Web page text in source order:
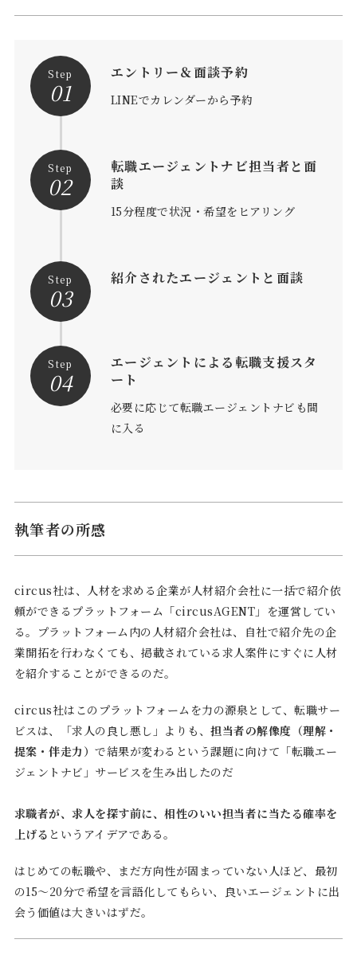
Step
01
エントリー＆面談予約
LINEでカレンダーから予約
Step
02
転職エージェントナビ担当者と面
談
15分程度で状況・希望をヒアリング
Step
03
紹介されたエージェントと面談
Step
04
エージェントによる転職支援スタ
ート
必要に応じて転職エージェントナビも間
に入る
執筆者の所感
circus社は、人材を求める企業が人材紹介会社に一括で紹介依
頼ができるプラットフォーム「circusAGENT」を運営してい
る。プラットフォーム内の人材紹介会社は、自社で紹介先の企
業開拓を行わなくても、掲載されている求人案件にすぐに人材
を紹介することができるのだ。
circus社はこのプラットフォームを力の源泉として、転職サー
ビスは、「求人の良し悪し」よりも、担当者の解像度（理解・
提案・伴走力）で結果が変わるという課題に向けて「転職エー
ジェントナビ」サービスを生み出したのだ
求職者が、求人を探す前に、相性のいい担当者に当たる確率を
上げる というアイデアである。
はじめての転職や、まだ方向性が固まっていない人ほど、最初
の15〜20分で希望を言語化してもらい、良いエージェントに出
会う価値は大きいはずだ。